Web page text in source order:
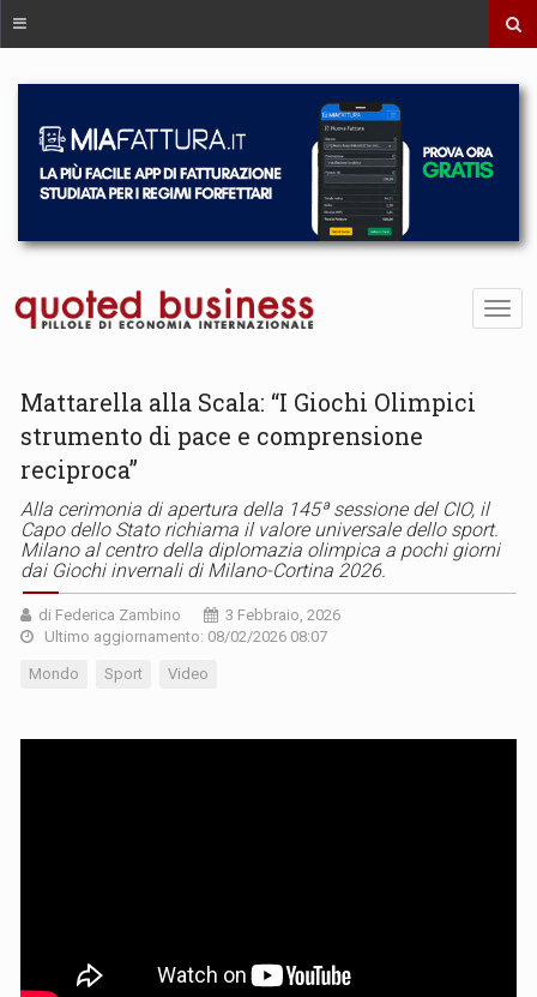
Mattarella alla Scala: “I Giochi Olimpici
strumento di pace e comprensione
reciproca”
Alla cerimonia di apertura della 145ª sessione del CIO, il
Capo dello Stato richiama il valore universale dello sport.
Milano al centro della diplomazia olimpica a pochi giorni
dai Giochi invernali di Milano-Cortina 2026.
di Federica Zambino
3 Febbraio, 2026
Ultimo aggiornamento: 08/02/2026 08:07
Mondo Sport Video